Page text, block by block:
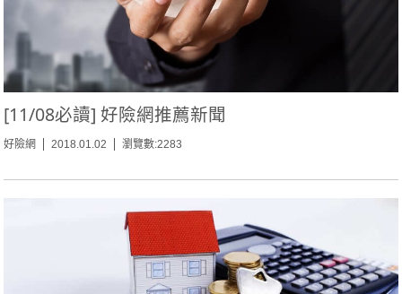
[11/08必讀] 好險網推薦新聞
好險網 2018.01.02 瀏覽數:2283